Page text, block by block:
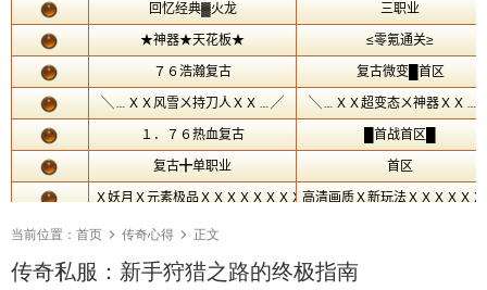
当前位置： 首页 传奇心得 正文
传奇私服：新手狩猎之路的终极指南